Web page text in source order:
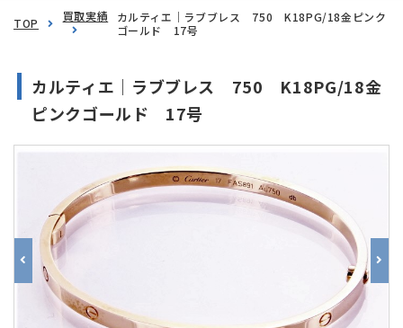
TOP 買取実績
カルティエ｜ラブブレス 750 K18PG/18金ピンク
ゴールド 17号
カルティエ｜ラブブレス 750 K18PG/18金
ピンクゴールド 17号